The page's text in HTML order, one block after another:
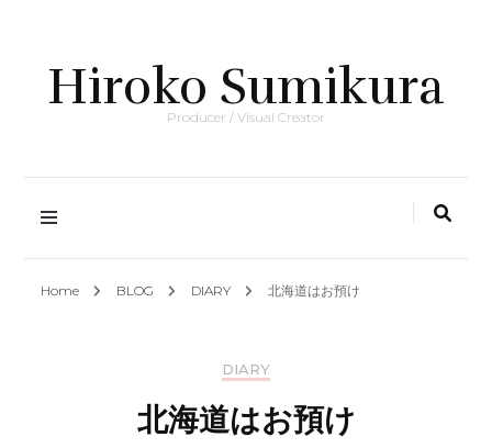
Hiroko Sumikura
Producer / Visual Creator
Home BLOG DIARY 北海道はお預け
DIARY
北海道はお預け